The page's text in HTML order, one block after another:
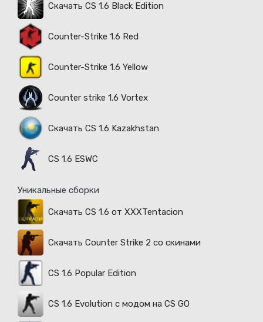
Скачать CS 1.6 Black Edition
Counter-Strike 1.6 Red
Counter-Strike 1.6 Yellow
Counter strike 1.6 Vortex
Скачать CS 1.6 Kazakhstan
CS 1.6 ESWC
Уникальные сборки
Скачать CS 1.6 от XXXTentacion
Скачать Counter Strike 2 со скинами
CS 1.6 Popular Edition
CS 1.6 Evolution с модом на CS GO